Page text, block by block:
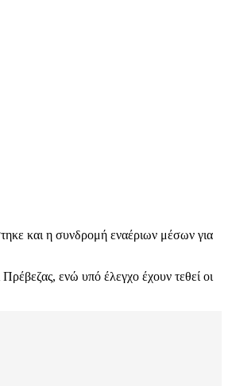
και η συνδρομή εναέριων μέσων για
ενώ υπό έλεγχο έχουν τεθεί οι